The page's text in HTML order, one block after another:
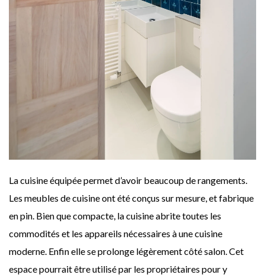
La cuisine équipée permet d’avoir beaucoup de rangements.
Les meubles de cuisine ont été conçus sur mesure, et fabrique
en pin. Bien que compacte, la cuisine abrite toutes les
commodités et les appareils nécessaires à une cuisine
moderne. Enfin elle se prolonge légèrement côté salon. Cet
espace pourrait être utilisé par les propriétaires pour y